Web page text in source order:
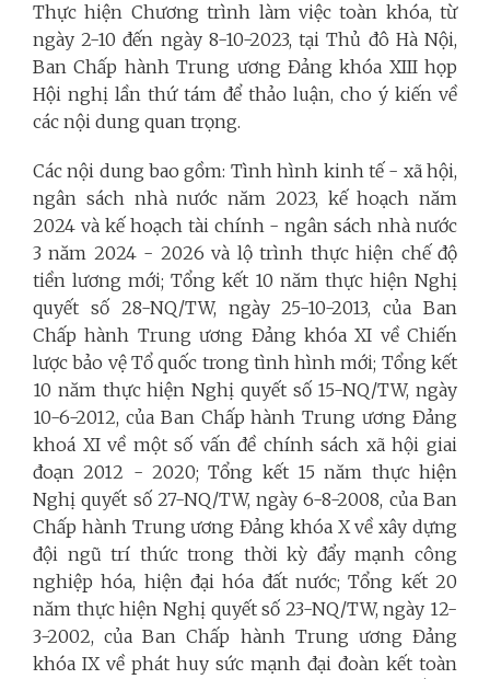
Thực hiện Chương trình làm việc toàn khóa, từ
ngày 2-10 đến ngày 8-10-2023, tại Thủ đô Hà Nội,
Ban Chấp hành Trung ương Đảng khóa XIII họp
Hội nghị lần thứ tám để thảo luận, cho ý kiến về
các nội dung quan trọng.
Các nội dung bao gồm: Tình hình kinh tế - xã hội,
ngân sách nhà nước năm 2023, kế hoạch năm
2024 và kế hoạch tài chính - ngân sách nhà nước
3 năm 2024 - 2026 và lộ trình thực hiện chế độ
tiền lương mới; Tổng kết 10 năm thực hiện Nghị
quyết số 28-NQ/TW, ngày 25-10-2013, của Ban
Chấp hành Trung ương Đảng khóa XI về Chiến
lược bảo vệ Tổ quốc trong tình hình mới; Tổng kết
10 năm thực hiện Nghị quyết số 15-NQ/TW, ngày
10-6-2012, của Ban Chấp hành Trung ương Đảng
khoá XI về một số vấn đề chính sách xã hội giai
đoạn 2012 - 2020; Tổng kết 15 năm thực hiện
Nghị quyết số 27-NQ/TW, ngày 6-8-2008, của Ban
Chấp hành Trung ương Đảng khóa X về xây dựng
đội ngũ trí thức trong thời kỳ đẩy mạnh công
nghiệp hóa, hiện đại hóa đất nước; Tổng kết 20
năm thực hiện Nghị quyết số 23-NQ/TW, ngày 12-
3-2002, của Ban Chấp hành Trung ương Đảng
khóa IX về phát huy sức mạnh đại đoàn kết toàn